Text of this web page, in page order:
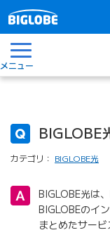
メニュー
BIGLOBE
カテゴリ： BIGLOBE光
BIGLOBE光は
BIGLOBEのイ
まとめたサー